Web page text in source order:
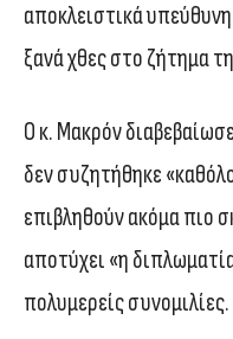
αποκλειστικά
ξανά χθες στο ζήτημα
Ο κ. Μακρόν
δεν συζητήθηκε
επιβληθούν ακόμα πιο
αποτύχει «η
πολυμερείς συνομιλίες.